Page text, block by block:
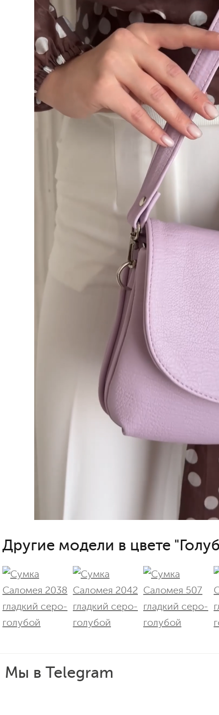
Другие модели в цвете
Мы в Telegram